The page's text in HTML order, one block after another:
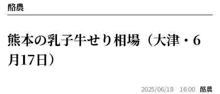
酪農
熊本の乳子牛せり相場（大津・6
月17日）
2025/06/18 16:00 酪農